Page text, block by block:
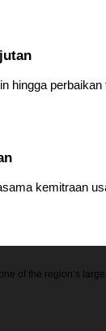
hingga
kemitraan
of the region’s